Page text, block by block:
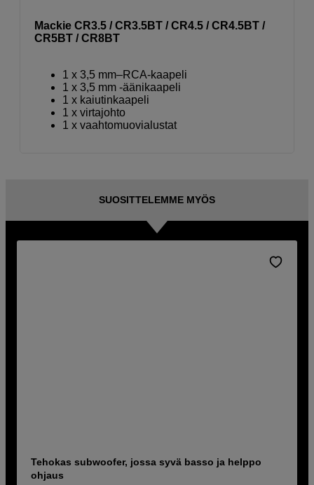
Mackie CR3.5 / CR3.5BT / CR4.5 / CR4.5BT /
CR5BT / CR8BT
1 x 3,5 mm–RCA-kaapeli
1 x 3,5 mm -äänikaapeli
1 x kaiutinkaapeli
1 x virtajohto
1 x vaahtomuovialustat
SUOSITTELEMME MYÖS
Tehokas subwoofer, jossa syvä basso ja helppo
ohjaus